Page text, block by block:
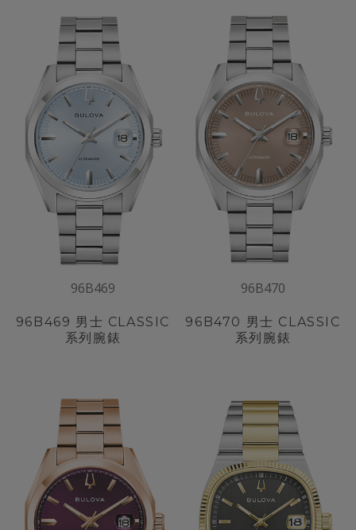
96B469
96B469 男士 CLASSIC
系列腕錶
96B470
96B470 男士 CLASSIC
系列腕錶